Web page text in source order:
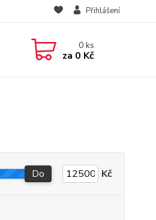
Přihlášení
0ks
za 0 Kč
Do Kč